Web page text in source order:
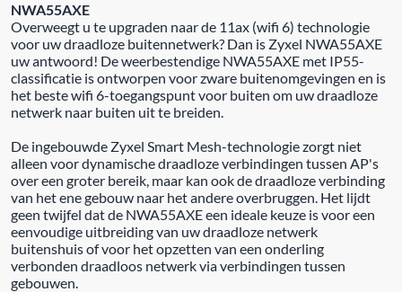
NWA55AXE
Overweegt u te upgraden naar de 11ax (wifi 6) technologie
voor uw draadloze buitennetwerk? Dan is Zyxel NWA55AXE
uw antwoord! De weerbestendige NWA55AXE met IP55-
classificatie is ontworpen voor zware buitenomgevingen en is
het beste wifi 6-toegangspunt voor buiten om uw draadloze
netwerk naar buiten uit te breiden.
De ingebouwde Zyxel Smart Mesh-technologie zorgt niet
alleen voor dynamische draadloze verbindingen tussen AP's
over een groter bereik, maar kan ook de draadloze verbinding
van het ene gebouw naar het andere overbruggen. Het lijdt
geen twijfel dat de NWA55AXE een ideale keuze is voor een
eenvoudige uitbreiding van uw draadloze netwerk
buitenshuis of voor het opzetten van een onderling
verbonden draadloos netwerk via verbindingen tussen
gebouwen.